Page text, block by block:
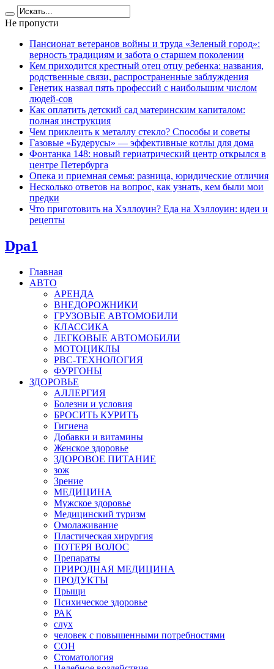
Не пропусти
Пансионат ветеранов войны и труда «Зеленый город»:
верность традициям и забота о старшем поколении
Кем приходится крестный отец отцу ребенка: названия,
родственные связи, распространенные заблуждения
Генетик назвал пять профессий с наибольшим числом
людей-сов
Как оплатить детский сад материнским капиталом:
полная инструкция
Чем приклеить к металлу стекло? Способы и советы
Газовые «Будерусы» — эффективные котлы для дома
Фонтанка 148: новый гериатрический центр открылся в
центре Петербурга
Опека и приемная семья: разница, юридические отличия
Несколько ответов на вопрос, как узнать, кем были мои
предки
Что приготовить на Хэллоуин? Еда на Хэллоуин: идеи и
рецепты
Dpa1
Главная
АВТО
АРЕНДА
ВНЕДОРОЖНИКИ
ГРУЗОВЫЕ АВТОМОБИЛИ
КЛАССИКА
ЛЕГКОВЫЕ АВТОМОБИЛИ
МОТОЦИКЛЫ
РВС-ТЕХНОЛОГИЯ
ФУРГОНЫ
ЗДОРОВЬЕ
АЛЛЕРГИЯ
Болезни и условия
БРОСИТЬ КУРИТЬ
Гигиена
Добавки и витамины
Женское здоровье
ЗДОРОВОЕ ПИТАНИЕ
зож
Зрение
МЕДИЦИНА
Мужское здоровье
Медицинский туризм
Омолаживание
Пластическая хирургия
ПОТЕРЯ ВОЛОС
Препараты
ПРИРОДНАЯ МЕДИЦИНА
ПРОДУКТЫ
Прыщи
Психическое здоровье
РАК
слух
человек с повышенными потребностями
СОН
Стоматология